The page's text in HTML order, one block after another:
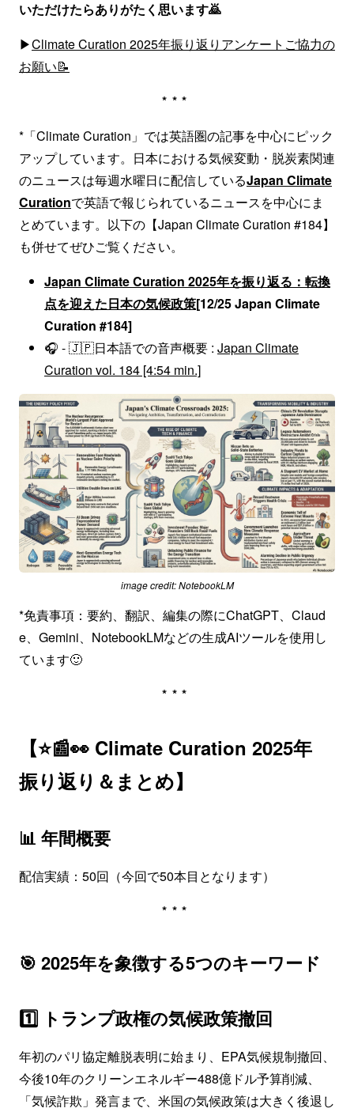
いただけたらありがたく思います🙇
▶Climate Curation 2025年振り返りアンケートご協力の
お願い📝
***
*「Climate Curation」では英語圏の記事を中心にピック
アップしています。日本における気候変動・脱炭素関連
のニュースは毎週水曜日に配信しているJapan Climate
Curationで英語で報じられているニュースを中心にま
とめています。以下の【Japan Climate Curation #184】
も併せてぜひご覧ください。
Japan Climate Curation 2025年を振り返る：転換
点を迎えた日本の気候政策[12/25 Japan Climate
Curation #184]
🎧 - 🇯🇵日本語での音声概要 : Japan Climate
Curation vol. 184 [4:54 min.]
image credit: NotebookLM
*免責事項：要約、翻訳、編集の際にChatGPT、Claud
e、Gemini、NotebookLMなどの生成AIツールを使用し
ています🙂
***
【⭐📰👀 Climate Curation 2025年
振り返り＆まとめ】
📊 年間概要
配信実績：50回（今回で50本目となります）
***
🎯 2025年を象徴する5つのキーワード
1️⃣ トランプ政権の気候政策撤回
年初のパリ協定離脱表明に始まり、EPA気候規制撤回、
今後10年のクリーンエネルギー488億ドル予算削減、
「気候詐欺」発言まで、米国の気候政策は大きく後退し